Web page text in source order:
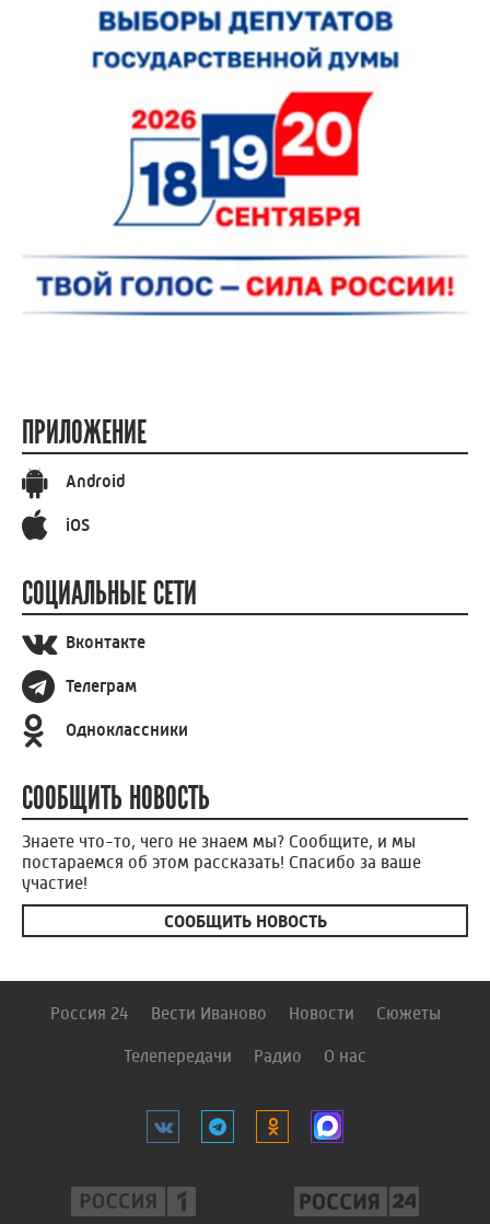
ПРИЛОЖЕНИЕ
Android
iOS
СОЦИАЛЬНЫЕ СЕТИ
Вконтакте
Телеграм
Одноклассники
СООБЩИТЬ НОВОСТЬ
Знаете что-то, чего не знаем мы? Сообщите, и мы
постараемся об этом рассказать! Спасибо за ваше
участие!
СООБЩИТЬ НОВОСТЬ
Россия 24 Вести Иваново Новости Сюжеты
Телепередачи Радио О нас